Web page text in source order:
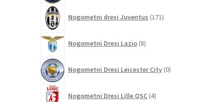
Nogometni dresi Juventus 171izdelkov
Nogometni Dresi Lazio 8izdelkov
Nogometni Dresi Leicester City 0izdelkov
Nogometni Dresi Lille OSC 4izdelki